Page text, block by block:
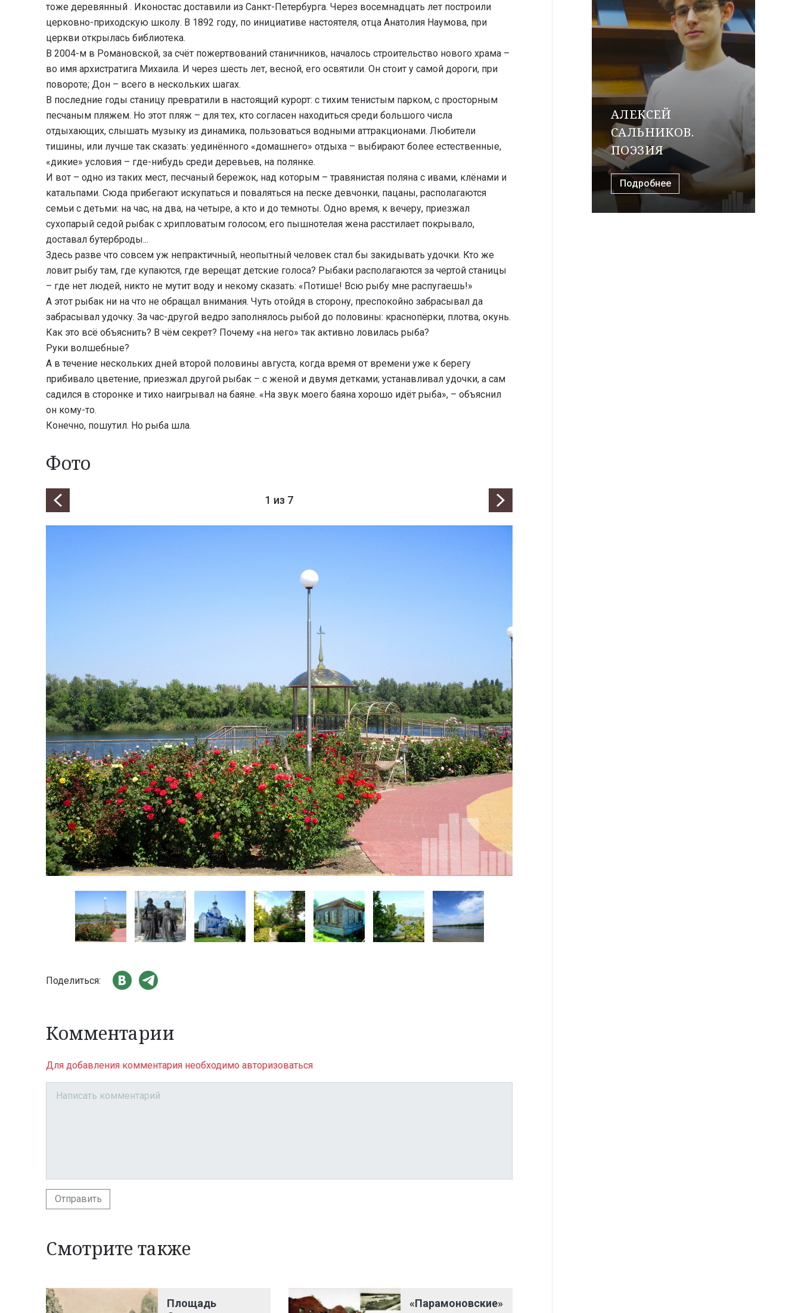
тоже деревянный . Иконостас доставили из Санкт-Петербурга. Через восемнадцать лет построили
церковно-приходскую школу. В 1892 году, по инициативе настоятеля, отца Анатолия Наумова, при
церкви открылась библиотека.
В 2004-м в Романовской, за счёт пожертвований станичников, началось строительство нового храма –
во имя архистратига Михаила. И через шесть лет, весной, его освятили. Он стоит у самой дороги, при
повороте; Дон – всего в нескольких шагах.
В последние годы станицу превратили в настоящий курорт: с тихим тенистым парком, с просторным
песчаным пляжем. Но этот пляж – для тех, кто согласен находиться среди большого числа
отдыхающих, слышать музыку из динамика, пользоваться водными аттракционами. Любители
тишины, или лучше так сказать: уединённого «домашнего» отдыха – выбирают более естественные,
«дикие» условия – где-нибудь среди деревьев, на полянке.
И вот – одно из таких мест, песчаный бережок, над которым – травянистая поляна с ивами, клёнами и
катальпами. Сюда прибегают искупаться и поваляться на песке девчонки, пацаны, располагаются
семьи с детьми: на час, на два, на четыре, а кто и до темноты. Одно время, к вечеру, приезжал
сухопарый седой рыбак с хрипловатым голосом; его пышнотелая жена расстилает покрывало,
доставал бутерброды...
Здесь разве что совсем уж непрактичный, неопытный человек стал бы закидывать удочки. Кто же
ловит рыбу там, где купаются, где верещат детские голоса? Рыбаки располагаются за чертой станицы
– где нет людей, никто не мутит воду и некому сказать: «Потише! Всю рыбу мне распугаешь!»
А этот рыбак ни на что не обращал внимания. Чуть отойдя в сторону, преспокойно забрасывал да
забрасывал удочку. За час-другой ведро заполнялось рыбой до половины: краснопёрки, плотва, окунь.
Как это всё объяснить? В чём секрет? Почему «на него» так активно ловилась рыба?
Руки волшебные?
А в течение нескольких дней второй половины августа, когда время от времени уже к берегу
прибивало цветение, приезжал другой рыбак – с женой и двумя детками; устанавливал удочки, а сам
садился в сторонке и тихо наигрывал на баяне. «На звук моего баяна хорошо идёт рыба», – объяснил
он кому-то.
Конечно, пошутил. Но рыба шла.
Фото
1 из 7
Поделиться:
Комментарии
Для добавления комментария необходимо авторизоваться
Отправить
Смотрите также
Площадь
«Парамоновские»
АЛЕКСЕЙ
САЛЬНИКОВ.
ПОЭЗИЯ
Подробнее